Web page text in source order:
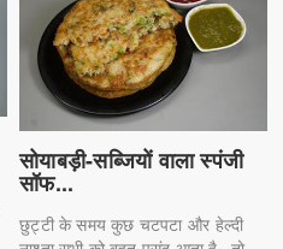
सोयाबड़ी-सब्जियों वाला स्पंजी
सॉफ...
छुट्टी के समय कुछ चटपटा और हेल्दी